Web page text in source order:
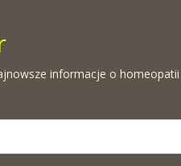
informacje o homeopatii